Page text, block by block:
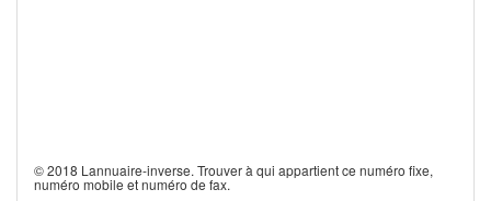
© 2018 Lannuaire-inverse. Trouver à qui appartient ce numéro fixe,
numéro mobile et numéro de fax.